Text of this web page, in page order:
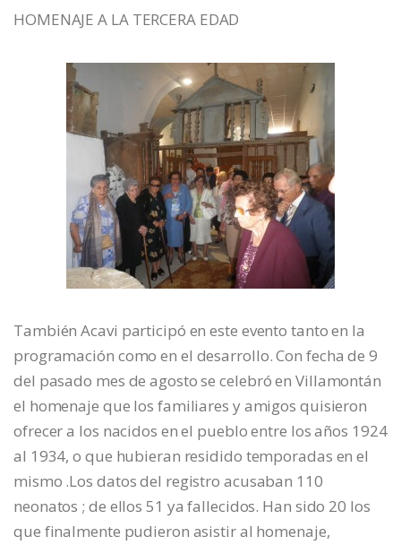
HOMENAJE A LA TERCERA EDAD
También Acavi participó en este evento tanto en la
programación como en el desarrollo. Con fecha de 9
del pasado mes de agosto se celebró en Villamontán
el homenaje que los familiares y amigos quisieron
ofrecer a los nacidos en el pueblo entre los años 1924
al 1934, o que hubieran residido temporadas en el
mismo .Los datos del registro acusaban 110
neonatos ; de ellos 51 ya fallecidos. Han sido 20 los
que finalmente pudieron asistir al homenaje,